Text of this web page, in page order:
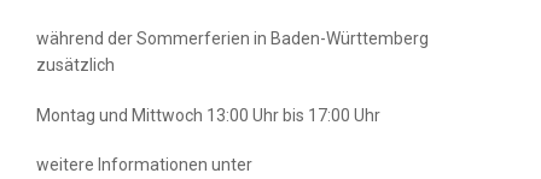
während der Sommerferien in Baden-Württemberg
zusätzlich
Montag und Mittwoch 13:00 Uhr bis 17:00 Uhr
weitere Informationen unter